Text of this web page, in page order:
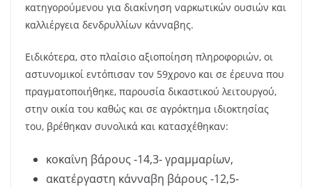
κατηγορούμενου για διακίνηση ναρκωτικών ουσιών και
καλλιέργεια δενδρυλλίων κάνναβης.
Ειδικότερα, στο πλαίσιο αξιοποίηση πληροφοριών, οι
αστυνομικοί εντόπισαν τον 59χρονο και σε έρευνα που
πραγματοποιήθηκε, παρουσία δικαστικού λειτουργού,
στην οικία του καθώς και σε αγρόκτημα ιδιοκτησίας
του, βρέθηκαν συνολικά και κατασχέθηκαν:
κοκαΐνη βάρους -14,3- γραμμαρίων,
ακατέργαστη κάνναβη βάρους -12,5-